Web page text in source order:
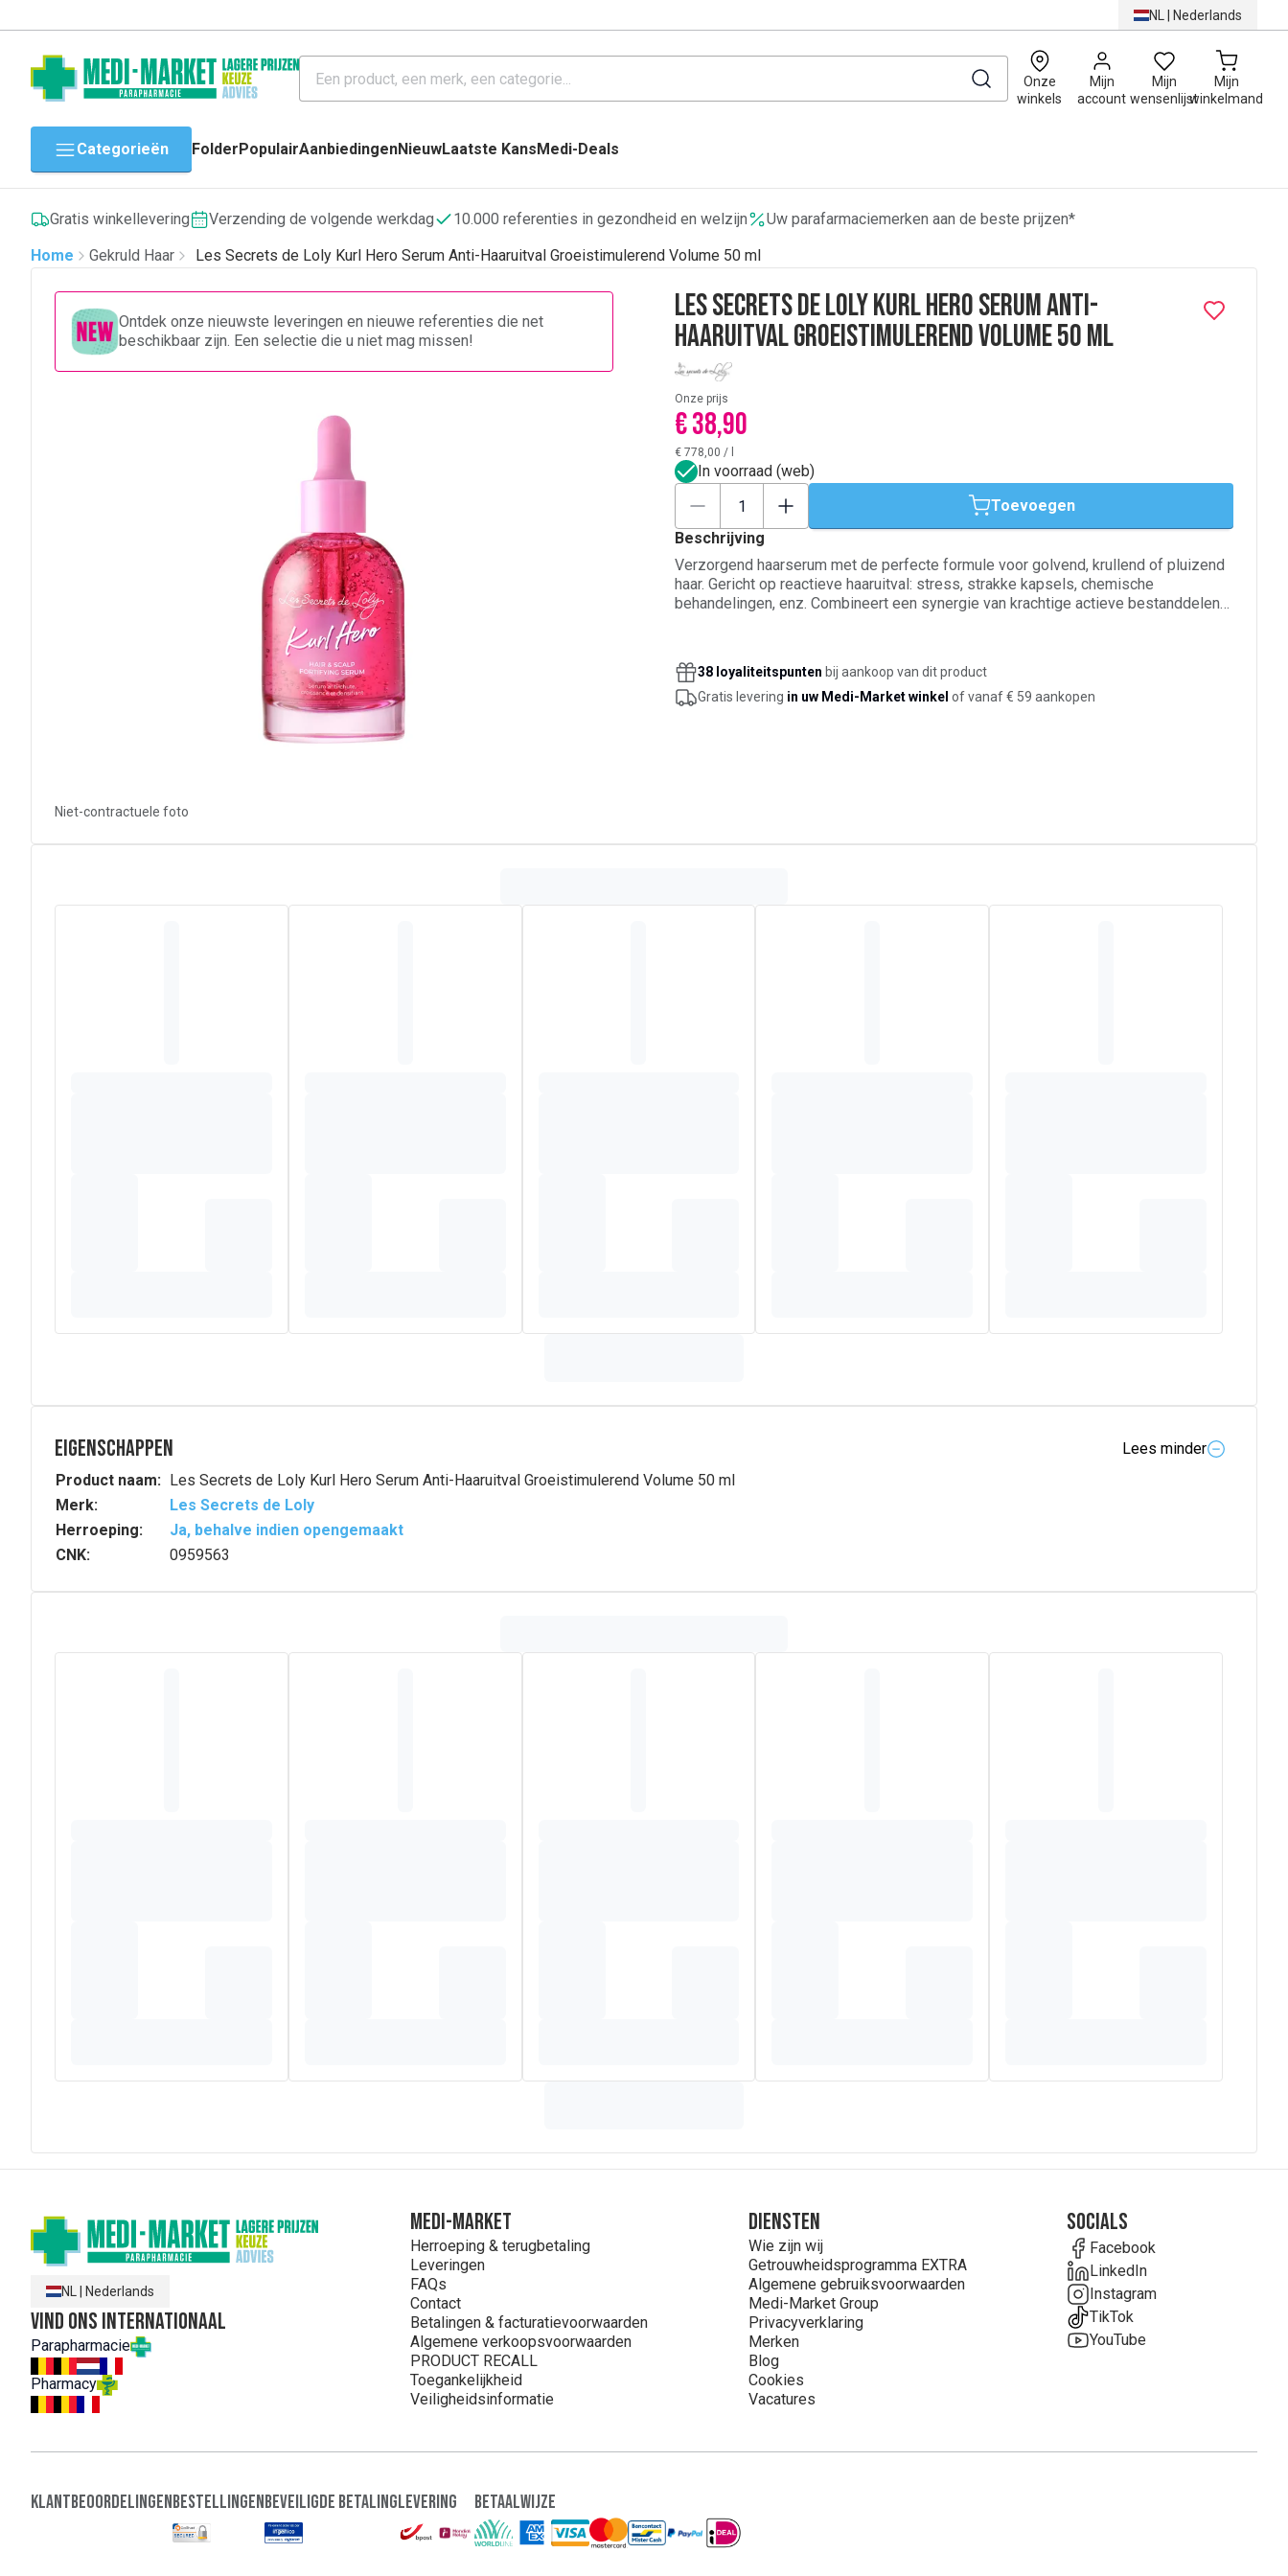
NL | Nederlands
Onze
winkels
Mijn
account
Mijn
wensenlijst
Mijn
winkelmand
0
Categorieën FolderPopulairAanbiedingenNieuwLaatste KansMedi-Deals
Gratis winkellevering Verzending de volgende werkdag 10.000 referenties in gezondheid en welzijn
Uw parafarmaciemerken aan de beste prijzen*
Home
Gekruld Haar Les Secrets de Loly Kurl Hero Serum Anti-Haaruitval Groeistimulerend Volume 50 ml
Ontdek onze nieuwste leveringen en nieuwe referenties die net
beschikbaar zijn. Een selectie die u niet mag missen!
Niet-contractuele foto
Les Secrets de Loly Kurl Hero Serum Anti-
Haaruitval Groeistimulerend Volume 50 ml
Onze prijs
€ 38,90
€ 778,00 /
In voorraad (web)
Toevoegen
Beschrijving
Verzorgend haarserum met de perfecte formule voor golvend, krullend of pluizend
haar. Gericht op reactieve haaruitval: stress, strakke kapsels, chemische
behandelingen, enz. Combineert een synergie van krachtige actieve bestanddelen
dikte van de follikel te behouden, en extract van ginseng om de
microbloedcirculatie van de hoofdhuid te stimuleren en oxidatieve stress te
bestrijden. Resultaat: een tot twee keer vollere haardos en versnelde haargroei
38 loyaliteitspunten bij aankoop van dit product
Gratis levering in uw Medi-Market winkel of vanaf € 59 aankopen
Eigenschappen
Lees minder
Product naam: Les Secrets de Loly Kurl Hero Serum Anti-Haaruitval Groeistimulerend Volume 50 ml
Merk:
Les Secrets de Loly
Herroeping:
Ja, behalve indien opengemaakt
CNK:
0959563
NL Nederlands
Vind ons internationaal
Parapharmacie
Pharmacy
MEDI-MARKET
Herroeping & terugbetaling
Leveringen
FAQs
Contact
Betalingen & facturatievoorwaarden
Algemene verkoopsvoorwaarden
PRODUCT RECALL
Toegankelijkheid
Veiligheidsinformatie
Diensten
Wie zijn wij
Getrouwheidsprogramma EXTRA
Algemene gebruiksvoorwaarden
Medi-Market Group
Privacyverklaring
Merken
Blog
Cookies
Vacatures
Socials
Facebook
LinkedIn
Instagram
TikTok
YouTube
KlantbeoordelingenBestellingenBeveiligde BetalingLevering Betaalwijze